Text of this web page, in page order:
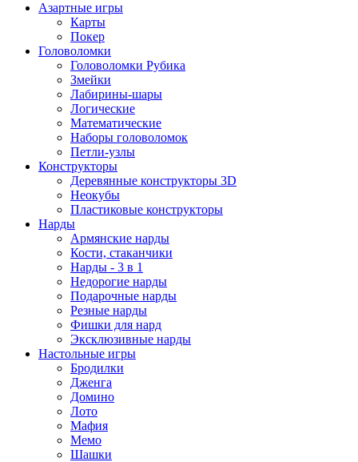
Азартные игры
Карты
Покер
Головоломки
Головоломки Рубика
Змейки
Лабирины-шары
Логические
Математические
Наборы головоломок
Петли-узлы
Конструкторы
Деревянные конструкторы 3D
Неокубы
Пластиковые конструкторы
Нарды
Армянские нарды
Кости, стаканчики
Нарды - 3 в 1
Недорогие нарды
Подарочные нарды
Резные нарды
Фишки для нард
Эксклюзивные нарды
Настольные игры
Бродилки
Дженга
Домино
Лото
Мафия
Мемо
Шашки